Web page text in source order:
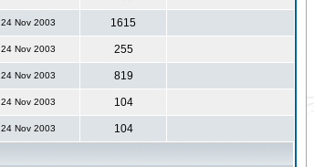
24 Nov 2003 1615
24 Nov 2003 255
24 Nov 2003 819
24 Nov 2003 104
24 Nov 2003 104